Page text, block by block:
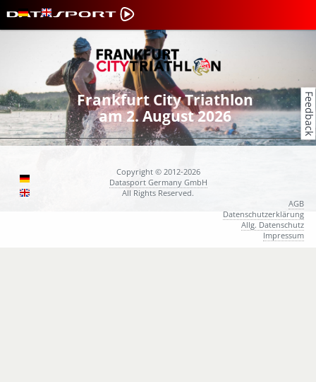
Frankfurt City Triathlon
am 2. August 2026
Copyright © 2012-2026
Datasport Germany GmbH
All Rights Reserved.
AGB
Datenschutzerklärung
Allg. Datenschutz
Impressum
Feedback